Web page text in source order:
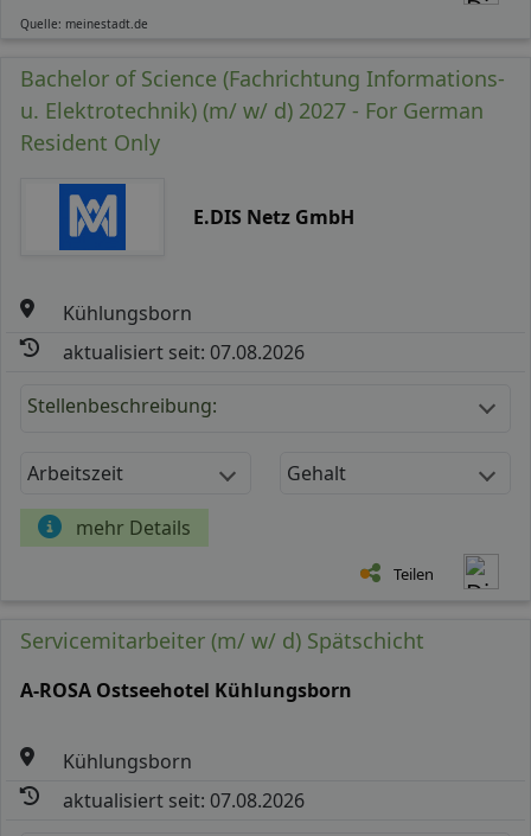
Quelle: meinestadt.de
Bachelor of Science (Fachrichtung Informations-
u. Elektrotechnik) (m/ w/ d) 2027 - For German
Resident Only
E.DIS Netz GmbH
Kühlungsborn
aktualisiert seit: 07.08.2026
Stellenbeschreibung:
Arbeitszeit Gehalt
mehr Details
Teilen
Servicemitarbeiter (m/ w/ d) Spätschicht
A-ROSA Ostseehotel Kühlungsborn
Kühlungsborn
aktualisiert seit: 07.08.2026